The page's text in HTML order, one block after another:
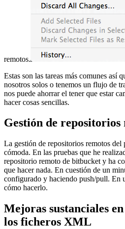
remotos.
Estas son las tareas más comunes así
nosotros solos o tenemos un flujo de
nos puede ahorrar el tener que estar
hacer cosas sencillas.
Gestión de repositorios
La gestión de repositorios remotos del
cómoda. En las pruebas que he
repositorio remoto de bitbucket y ha
que hacer nada. En cuestión de un
configurado y haciendo push/pull. En
cómo hacerlo.
Mejoras sustanciales
los ficheros XML